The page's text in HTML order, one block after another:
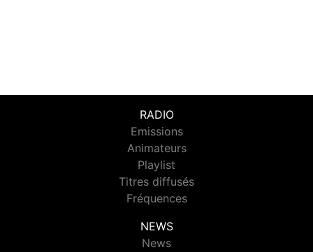
RADIO
Emissions
Animateurs
Playlist
Titres diffusés
Fréquences
NEWS
News